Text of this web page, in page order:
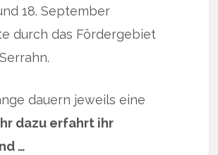
18. September
durch das Fördergebiet
dauern jeweils eine
dazu erfahrt ihr
…